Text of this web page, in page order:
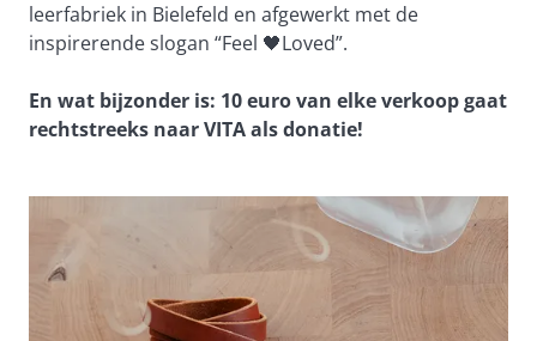
leerfabriek in Bielefeld en afgewerkt met de
inspirerende slogan “Feel 🖤Loved”.
En wat bijzonder is: 10 euro van elke verkoop gaat
rechtstreeks naar VITA als donatie!